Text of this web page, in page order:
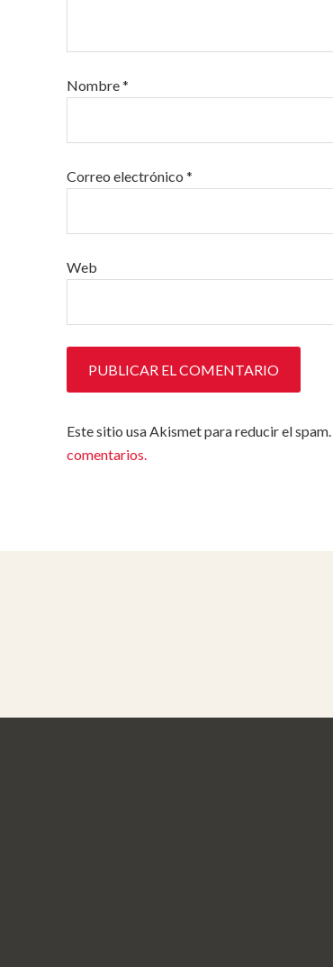
Nombre*
Correo electrónico *
Web
Este sitio usa Akismet para reducir el spam.
comentarios.